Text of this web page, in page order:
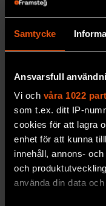
Samtycke
Ansvarsfull
Vi och våra 1022
som t.ex. ditt IP-
cookies för att lagra
enhet för att kunna
innehåll, annons-
och
använda din data
Stort
fortsatt mörka